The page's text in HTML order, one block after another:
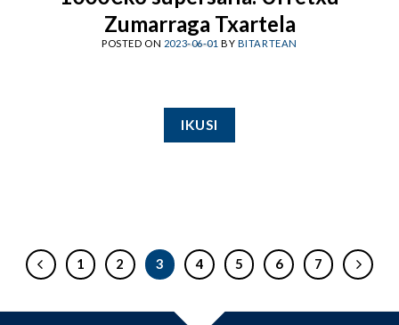
Zumarraga Txartela
POSTED ON 2023-06-01 BY BITARTEAN
IKUSI
1 2 3 4 5 6 7